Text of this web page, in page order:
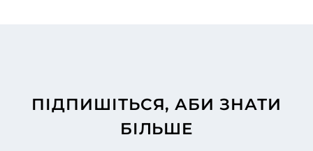
ПІДПИШІТЬСЯ, АБИ ЗНАТИ
БІЛЬШЕ